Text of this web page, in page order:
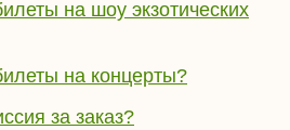
на шоу экзотических
на концерты?
за заказ?